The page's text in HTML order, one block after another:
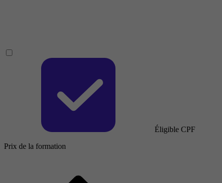
Éligible CPF
Prix de la formation